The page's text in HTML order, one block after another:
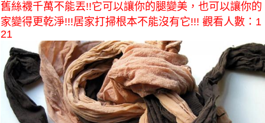
舊絲襪千萬不能丟!!它可以讓你的腿變美，也可以讓你的
家變得更乾淨!!!居家打掃根本不能沒有它!!! 觀看人數：1
21